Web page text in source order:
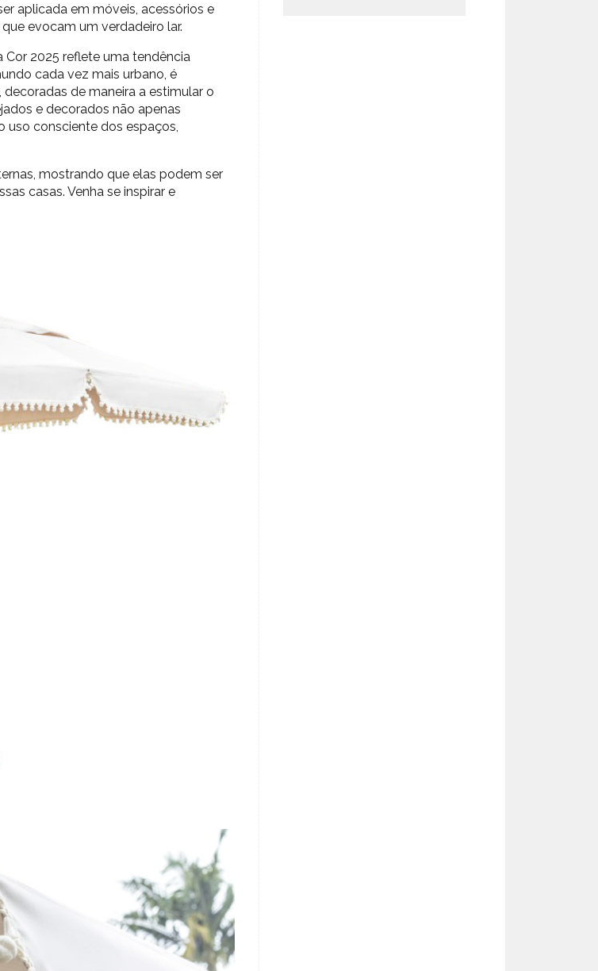
aplicada em móveis, acessórios e
evocam um verdadeiro lar.
Cor 2025 reflete uma tendência
cada vez mais urbano, é
de maneira a estimular o
e decorados não apenas
uso consciente dos espaços,
mostrando que elas podem ser
casas. Venha se inspirar e